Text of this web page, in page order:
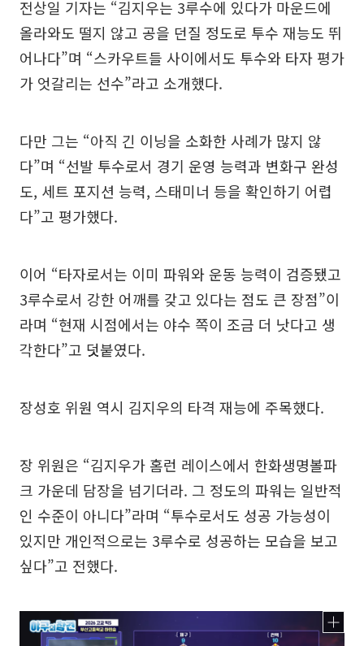
전상일 기자는 “김지우는 3루수에 있다가 마운드에
올라와도 떨지 않고 공을 던질 정도로 투수 재능도 뛰
어나다”며 “스카우트들 사이에서도 투수와 타자 평가
가 엇갈리는 선수”라고 소개했다.
다만 그는 “아직 긴 이닝을 소화한 사례가 많지 않
다”며 “선발 투수로서 경기 운영 능력과 변화구 완성
도, 세트 포지션 능력, 스태미너 등을 확인하기 어렵
다”고 평가했다.
이어 “타자로서는 이미 파워와 운동 능력이 검증됐고
3루수로서 강한 어깨를 갖고 있다는 점도 큰 장점”이
라며 “현재 시점에서는 야수 쪽이 조금 더 낫다고 생
각한다”고 덧붙였다.
장성호 위원 역시 김지우의 타격 재능에 주목했다.
장 위원은 “김지우가 홈런 레이스에서 한화생명볼파
크 가운데 담장을 넘기더라. 그 정도의 파워는 일반적
인 수준이 아니다”라며 “투수로서도 성공 가능성이
있지만 개인적으로는 3루수로 성공하는 모습을 보고
싶다”고 전했다.